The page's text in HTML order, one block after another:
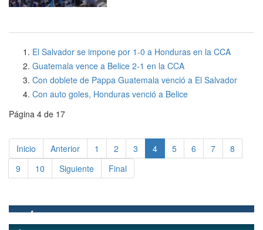
El Salvador se impone por 1-0 a Honduras en la CCA
Guatemala vence a Belice 2-1 en la CCA
Con doblete de Pappa Guatemala venció a El Salvador
Con auto goles, Honduras venció a Belice
Página 4 de 17
Inicio Anterior 1 2 3 4 5 6 7
8
9
10 Siguiente Final